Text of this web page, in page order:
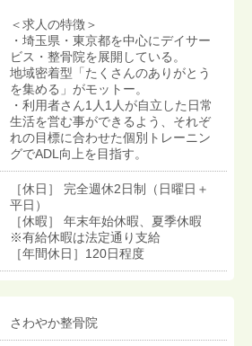
＜求人の特徴＞
・埼玉県・東京都を中心にデイサー
ビス・整骨院を展開している。
地域密着型「たくさんのありがとう
を集める」がモットー。
・利用者さん1人1人が自立した日常
生活を営む事ができるよう、それぞ
れの目標に合わせた個別トレーニン
グでADL向上を目指す。
［休日］ 完全週休2日制（日曜日＋
平日）
［休暇］ 年末年始休暇、夏季休暇
※有給休暇は法定通り支給
［年間休日］120日程度
さわやか整骨院